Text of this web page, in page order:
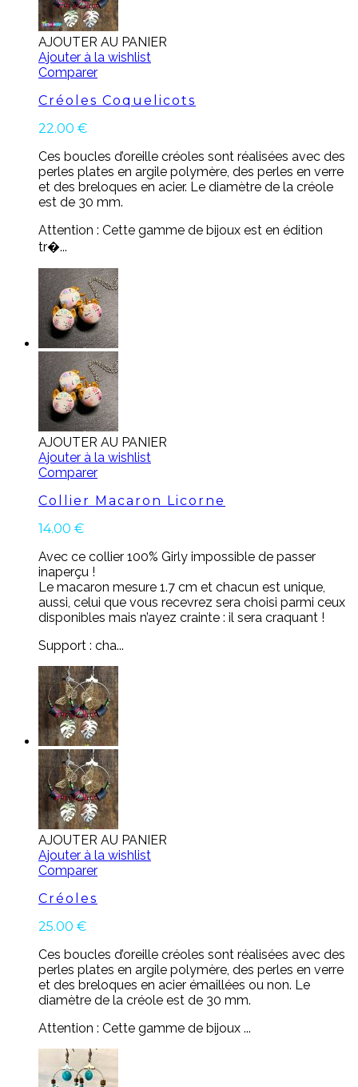
AJOUTER AU PANIER
Ajouter à la wishlist
Comparer
Créoles Coquelicots
22.00 €
Ces boucles d’oreille créoles sont réalisées avec des
perles plates en argile polymère, des perles en verre
et des breloques en acier. Le diamètre de la créole
est de 30 mm.
Attention : Cette gamme de bijoux est en édition
tr�...
AJOUTER AU PANIER
Ajouter à la wishlist
Comparer
Collier Macaron Licorne
14.00 €
Avec ce collier 100% Girly impossible de passer
inaperçu !
Le macaron mesure 1.7 cm et chacun est unique,
aussi, celui que vous recevrez sera choisi parmi ceux
disponibles mais n’ayez crainte : il sera craquant !
Support : cha...
AJOUTER AU PANIER
Ajouter à la wishlist
Comparer
Créoles
25.00 €
Ces boucles d’oreille créoles sont réalisées avec des
perles plates en argile polymère, des perles en verre
et des breloques en acier émaillées ou non. Le
diamètre de la créole est de 30 mm.
Attention : Cette gamme de bijoux ...